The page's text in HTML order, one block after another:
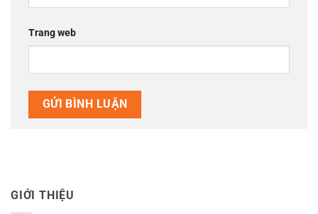
Trang web
GIỚI THIỆU